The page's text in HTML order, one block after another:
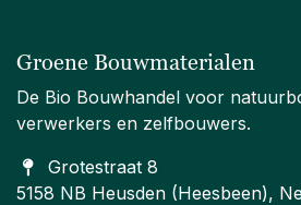
Groene Bouwmaterialen
De Bio Bouwhandel voor
verwerkers en zelfbouwers.
Grotestraat 8
5158 NB Heusden (Heesbeen),